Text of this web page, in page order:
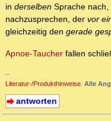
in derselben Sprache
nachzusprechen, der vor
gleichzeitig den gerade
Apnoe-Taucher fallen
--
Literatur-/Produkthinweise. Alle
antworten